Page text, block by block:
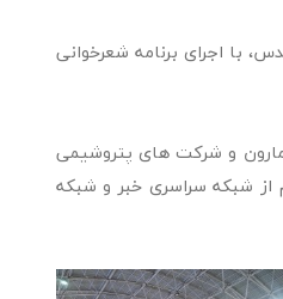
با اجرای برنامه شعرخوانی
و شرکت های پتروشیمی
از شبکه سراسری خبر و شبکه